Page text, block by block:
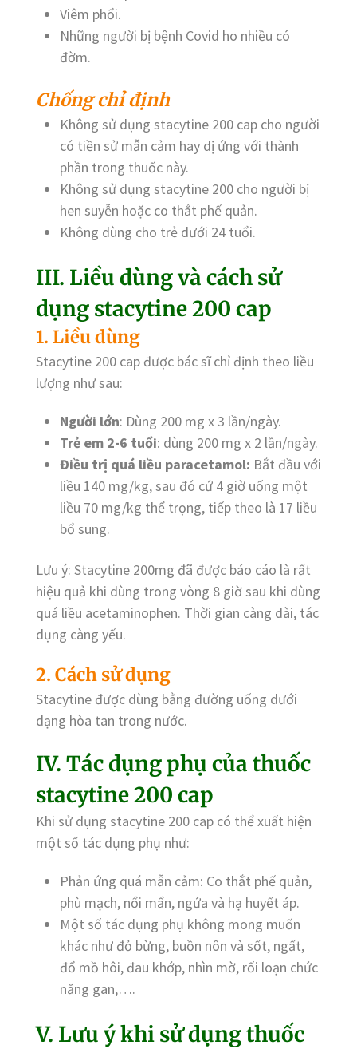
Viêm phổi.
Những người bị bệnh Covid ho nhiều có
đờm.
Chống chỉ định
Không sử dụng stacytine 200 cap cho người
có tiền sử mẫn cảm hay dị ứng với thành
phần trong thuốc này.
Không sử dụng stacytine 200 cho người bị
hen suyễn hoặc co thắt phế quản.
Không dùng cho trẻ dưới 24 tuổi.
III. Liều dùng và cách sử
dụng stacytine 200 cap
1. Liều dùng
Stacytine 200 cap được bác sĩ chỉ định theo liều
lượng như sau:
Người lớn: Dùng 200 mg x 3 lần/ngày.
Trẻ em 2-6 tuổi: dùng 200 mg x 2 lần/ngày.
Điều trị quá liều paracetamol: Bắt đầu với
liều 140 mg/kg, sau đó cứ 4 giờ uống một
liều 70 mg/kg thể trọng, tiếp theo là 17 liều
bổ sung.
Lưu ý: Stacytine 200mg đã được báo cáo là rất
hiệu quả khi dùng trong vòng 8 giờ sau khi dùng
quá liều acetaminophen. Thời gian càng dài, tác
dụng càng yếu.
2. Cách sử dụng
Stacytine được dùng bằng đường uống dưới
dạng hòa tan trong nước.
IV. Tác dụng phụ của thuốc
stacytine 200 cap
Khi sử dụng stacytine 200 cap có thể xuất hiện
một số tác dụng phụ như:
Phản ứng quá mẫn cảm: Co thắt phế quản,
phù mạch, nổi mẩn, ngứa và hạ huyết áp.
Một số tác dụng phụ không mong muốn
khác như đỏ bừng, buồn nôn và sốt, ngất,
đổ mồ hôi, đau khớp, nhìn mờ, rối loạn chức
năng gan,….
V. Lưu ý khi sử dụng thuốc